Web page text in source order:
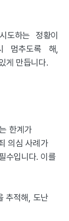
도하는 정황이
멈추도록 해,
게 만듭니다.
한계가
의심 사례가
수입니다. 이를
추적해, 도난